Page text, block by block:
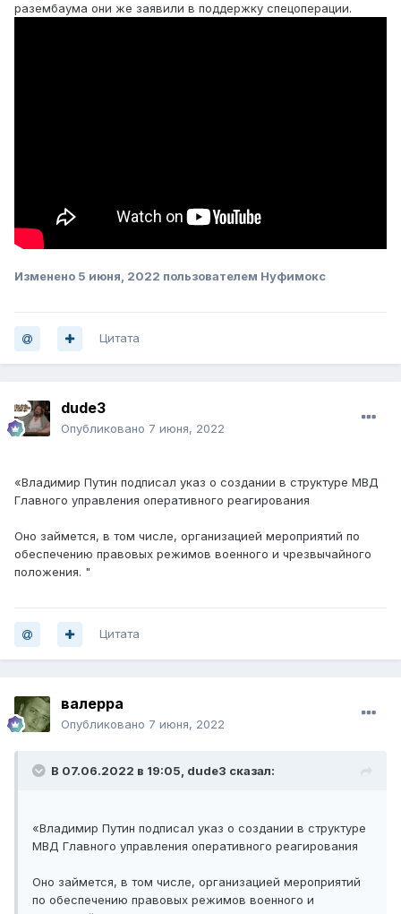
разембаума они же заявили в поддержку спецоперации.
Изменено 5 июня, 2022 пользователем Нуфимокс
Цитата
dude3
Опубликовано 7 июня, 2022
«Владимир Путин подписал указ о создании в структуре МВД
Главного управления оперативного реагирования
Оно займется, в том числе, организацией мероприятий по
обеспечению правовых режимов военного и чрезвычайного
положения. "
Цитата
валерра
Опубликовано 7 июня, 2022
В 07.06.2022 в 19:05, dude3 сказал:
«Владимир Путин подписал указ о создании в структуре
МВД Главного управления оперативного реагирования
Оно займется, в том числе, организацией мероприятий
по обеспечению правовых режимов военного и